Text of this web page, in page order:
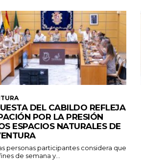
DEL CABILDO REFLEJA
POR LA PRESIÓN
ESPACIOS NATURALES DE
personas participantes considera que
de semana y...